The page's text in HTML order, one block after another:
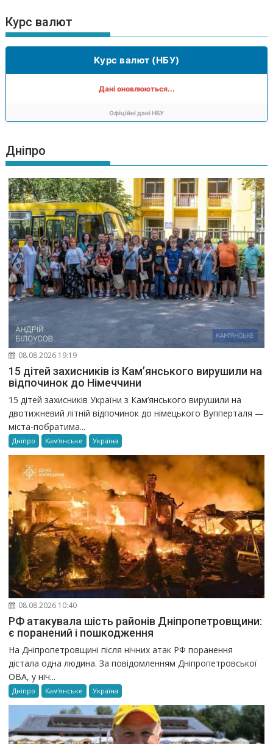
Курс валют
Курс валют (НБУ)
Дані оновлюються...
Офіційні дані НБУ
Дніпро
08.08.2026 19:19
15 дітей захисників із Кам’янського вирушили на
відпочинок до Німеччини
15 дітей захисників України з Кам’янського вирушили на
двотижневий літній відпочинок до німецького Вупперталя —
міста-побратима...
Дніпро Кам'янське Україна
08.08.2026 10:40
РФ атакувала шість районів Дніпропетровщини:
є поранений і пошкодження
На Дніпропетровщині після нічних атак РФ поранення
дістала одна людина. За повідомленням Дніпропетровської
ОВА, у ніч...
Дніпро Кам'янське Україна